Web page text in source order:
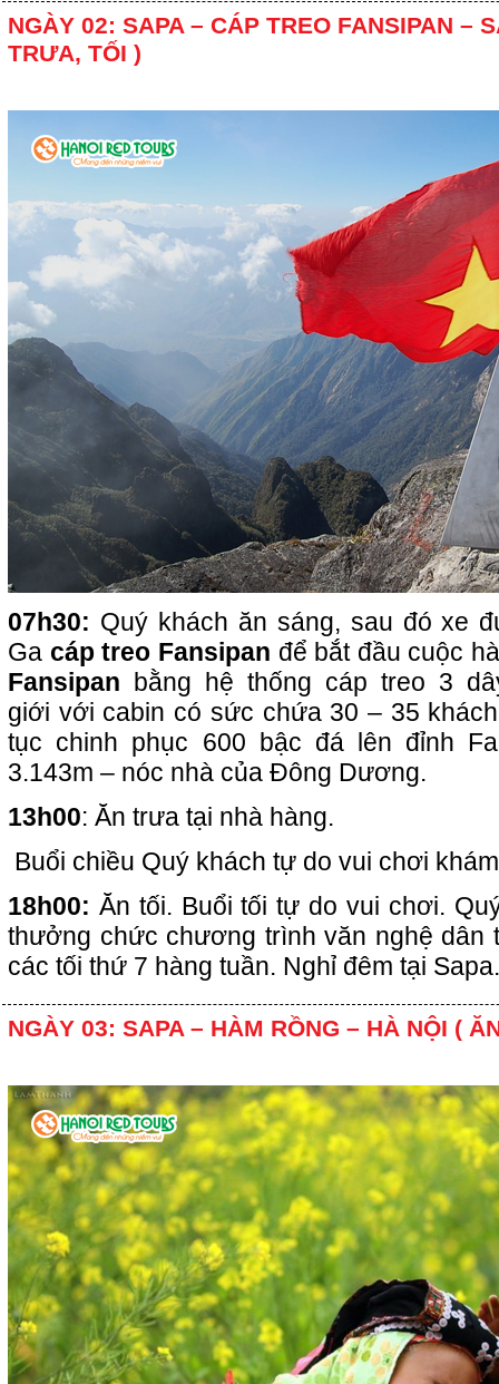
NGÀY 02: SAPA – CÁP TREO FANSIPAN –
TRƯA, TỐI )
07h30: Quý khách ăn sáng, sau đó xe
Ga cáp treo Fansipan để bắt đầu cuộc
Fansipan bằng hệ thống cáp treo 3
giới với cabin có sức chứa 30 – 35
tục chinh phục 600 bậc đá lên đỉnh
3.143m – nóc nhà của Đông Dương.
13h00: Ăn trưa tại nhà hàng.
Buổi chiều Quý khách tự do vui chơi
18h00: Ăn tối. Buổi tối tự do vui chơi.
thưởng chức chương trình văn nghệ dân
các tối thứ 7 hàng tuần. Nghỉ đêm tại Sapa.
NGÀY 03: SAPA – HÀM RỒNG – HÀ NỘI (